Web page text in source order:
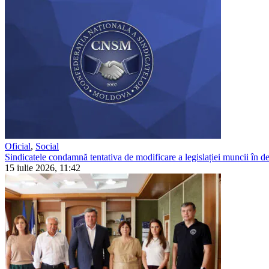
Oficial, Social
Sindicatele condamnă tentativa de modificare a legislației muncii în
15 iulie 2026, 11:42